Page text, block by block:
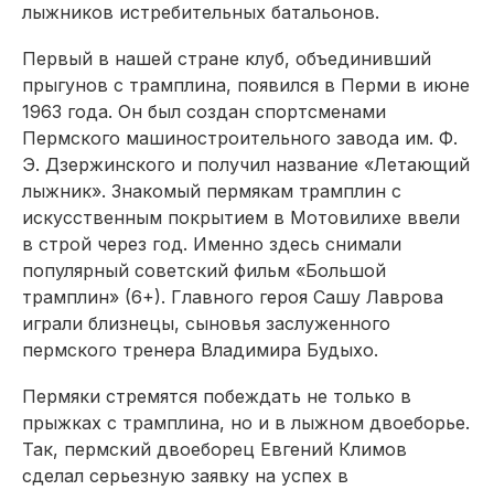
лыжников истребительных батальонов.
Первый в нашей стране клуб, объединивший
прыгунов с трамплина, появился в Перми в июне
1963 года. Он был создан спортсменами
Пермского машиностроительного завода им. Ф.
Э. Дзержинского и получил название «Летающий
лыжник». Знакомый пермякам трамплин с
искусственным покрытием в Мотовилихе ввели
в строй через год. Именно здесь снимали
популярный советский фильм «Большой
трамплин» (6+). Главного героя Сашу Лаврова
играли близнецы, сыновья заслуженного
пермского тренера Владимира Будыхо.
Пермяки стремятся побеждать не только в
прыжках с трамплина, но и в лыжном двоеборье.
Так, пермский двоеборец Евгений Климов
сделал серьезную заявку на успех в